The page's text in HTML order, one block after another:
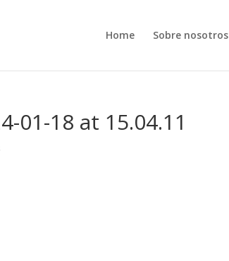
Home Sobre nosotros
01-18 at 15.04.11